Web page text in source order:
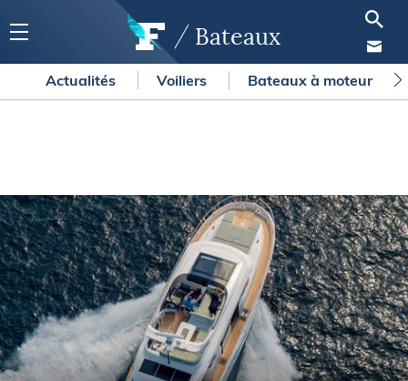
Bateaux
Actualités Voiliers Bateaux à moteur